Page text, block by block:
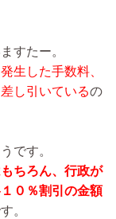
すたー。
生した手数料、
し引いているの
です。
ちろん、行政が
０％割引の金額
。